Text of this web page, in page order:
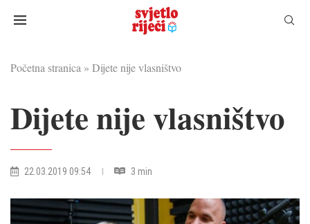
Početna stranica » Dijete nije vlasništvo
Dijete nije vlasništvo
22.03.2019 09:54 3 min